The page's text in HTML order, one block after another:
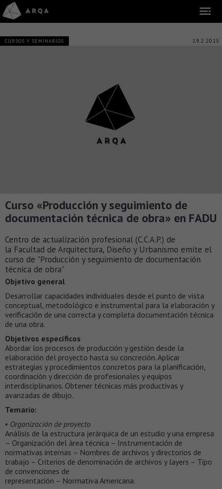
CURSOS Y SEMINARIOS 19.2.2015
Curso «Producción y seguimiento de
documentación técnica de obra» en FADU
Centro de actualización profesional (C.C.A.P.) de
la Facultad de Arquitectura, Diseño y Urbanismo emite el
curso de "Producción y seguimiento de documentación
técnica de obra"
Objetivo general
Desarrollar capacidades individuales desde el punto de vista
conceptual, metodológico e instrumental para la elaboración y
verificación de una correcta y completa documentación técnica
de una obra.
Objetivos específicos
Abordar los procesos de producción y gestión desde la
elaboración del proyecto hasta su concreción. Aplicar
estrategias y procedimientos concretos para la planificación,
coordinación y dirección de profesionales y equipos
interdisciplinarios. Obtener técnicas más productivas y
avanzadas de dibujo.
Temario:
• Organización de proyecto
Análisis de la estructura jerárquica de un estudio y una empresa
– Organización del área técnica – Instrumentación de
normativas internas – Nombres de archivos y directorios de
trabajo – Criterios de denominación de archivos y layers – Tipo
de convenciones de
representación – Normativa Americana.